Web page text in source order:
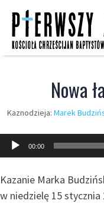
content
Nowa
Kaznodzieja: Marek
00:00
Kazanie Marka
w niedzielę 15 stycznia